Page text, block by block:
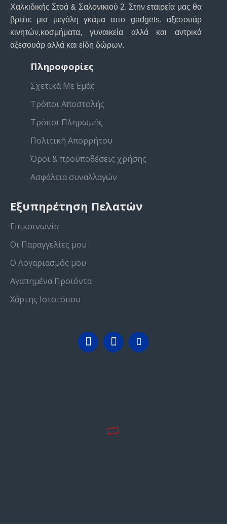
Χαλκιδικής Στοά & Σαλονικιού 2. Στην εταιρεία μας θα
βρείτε μια μεγάλη γκάμα απο gadgets, αξεσουάρ
κινητών,κοσμήματα, γυναικεία αλλά και αντρικά
αξεσουάρ αλλά και είδη δώρων.
Πληροφορίες
Σχετικά Με Εμάς
Τρόποι Αποστολής
Τρόποι Πληρωμής
Πολιτική Απορρήτου
Όροι & προϋποθέσεις χρήσης
Ασφάλεια συναλλαγών
Εξυπηρέτηση Πελατών
Επικοινωνία
Οι Παραγγελίες μου
Ο Λογαριασμός μου
Αγαπημένα Προϊόντα
Χάρτης Ιστοτόπου